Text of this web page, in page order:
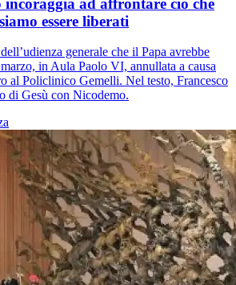
essere liberati
generale che il Papa avrebbe
in Aula Paolo VI, annullata a causa
al Policlinico Gemelli. Nel testo, Francesco
di Gesù con Nicodemo.